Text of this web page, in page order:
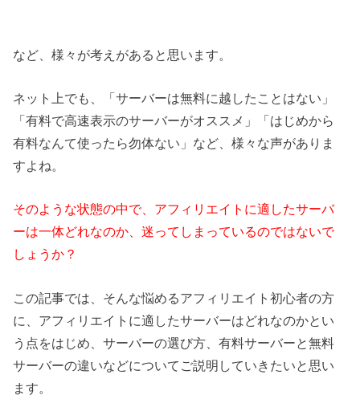
など、様々が考えがあると思います。
ネット上でも、「サーバーは無料に越したことはない」
「有料で高速表示のサーバーがオススメ」「はじめから
有料なんて使ったら勿体ない」など、様々な声がありま
すよね。
そのような状態の中で、アフィリエイトに適したサーバ
ーは一体どれなのか、迷ってしまっているのではないで
しょうか？
この記事では、そんな悩めるアフィリエイト初心者の方
に、アフィリエイトに適したサーバーはどれなのかとい
う点をはじめ、サーバーの選び方、有料サーバーと無料
サーバーの違いなどについてご説明していきたいと思い
ます。